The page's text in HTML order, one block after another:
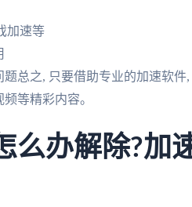
加速等
总之, 只要借助专业的加速软
等精彩内容。
么办解除?加